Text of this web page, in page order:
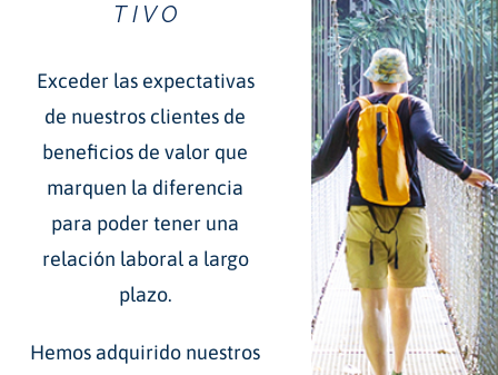
T I V O
Exceder las expectativas
de nuestros clientes de
beneficios de valor que
marquen la diferencia
para poder tener una
relación laboral a largo
plazo.
Hemos adquirido nuestros